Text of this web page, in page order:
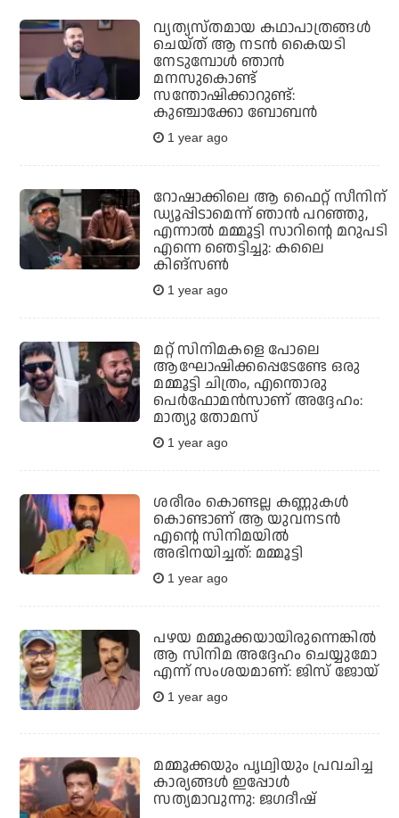
വ്യത്യസ്തമായ കഥാപാത്രങ്ങള്‍
ചെയ്ത് ആ നടന്‍ കൈയടി
നേടുമ്പോള്‍ ഞാന്‍
മനസുകൊണ്ട്
സന്തോഷിക്കാറുണ്ട്:
കുഞ്ചാക്കോ ബോബന്‍
1 year ago
റോഷാക്കിലെ ആ ഫൈറ്റ് സീനിന്
ഡ്യൂപ്പിടാമെന്ന് ഞാന്‍ പറഞ്ഞു,
എന്നാല്‍ മമ്മൂട്ടി സാറിന്റെ മറുപടി
എന്നെ ഞെട്ടിച്ചു: കലൈ
കിങ്‌സണ്‍
1 year ago
മറ്റ് സിനിമകളെ പോലെ
ആഘോഷിക്കപ്പെടേണ്ടേ ഒരു
മമ്മൂട്ടി ചിത്രം, എന്തൊരു
പെർഫോമൻസാണ് അദ്ദേഹം:
മാത്യു തോമസ്
1 year ago
ശരീരം കൊണ്ടല്ല കണ്ണുകൾ
കൊണ്ടാണ് ആ യുവനടൻ
എന്റെ സിനിമയിൽ
അഭിനയിച്ചത്: മമ്മൂട്ടി
1 year ago
പഴയ മമ്മൂക്കയായിരുന്നെങ്കില്‍
ആ സിനിമ അദ്ദേഹം ചെയ്യുമോ
എന്ന് സംശയമാണ്: ജിസ് ജോയ്
1 year ago
മമ്മൂക്കയും പൃഥ്വിയും പ്രവചിച്ച
കാര്യങ്ങൾ ഇപ്പോൾ
സത്യമാവുന്നു: ജഗദീഷ്